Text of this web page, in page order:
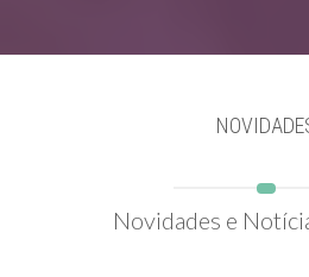
Novidades e